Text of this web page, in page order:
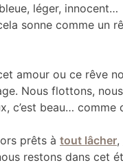
léger, innocent…
sonne comme un
amour ou ce rêve
Nous flottons,
c’est beau…
prêts à tout lâcher,
restons dans cet